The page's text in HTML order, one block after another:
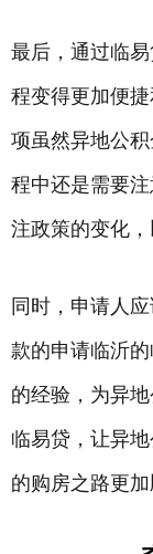
最后，通过临
程变得更加便
项虽然异地公
程中还是需要
注政策的变化，
同时，申请人
款的申请临沂
的经验，为异
临易贷，让异
的购房之路更加